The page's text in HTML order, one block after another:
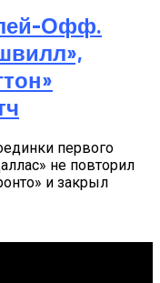
Офф.
первого
не повторил
и закрыл